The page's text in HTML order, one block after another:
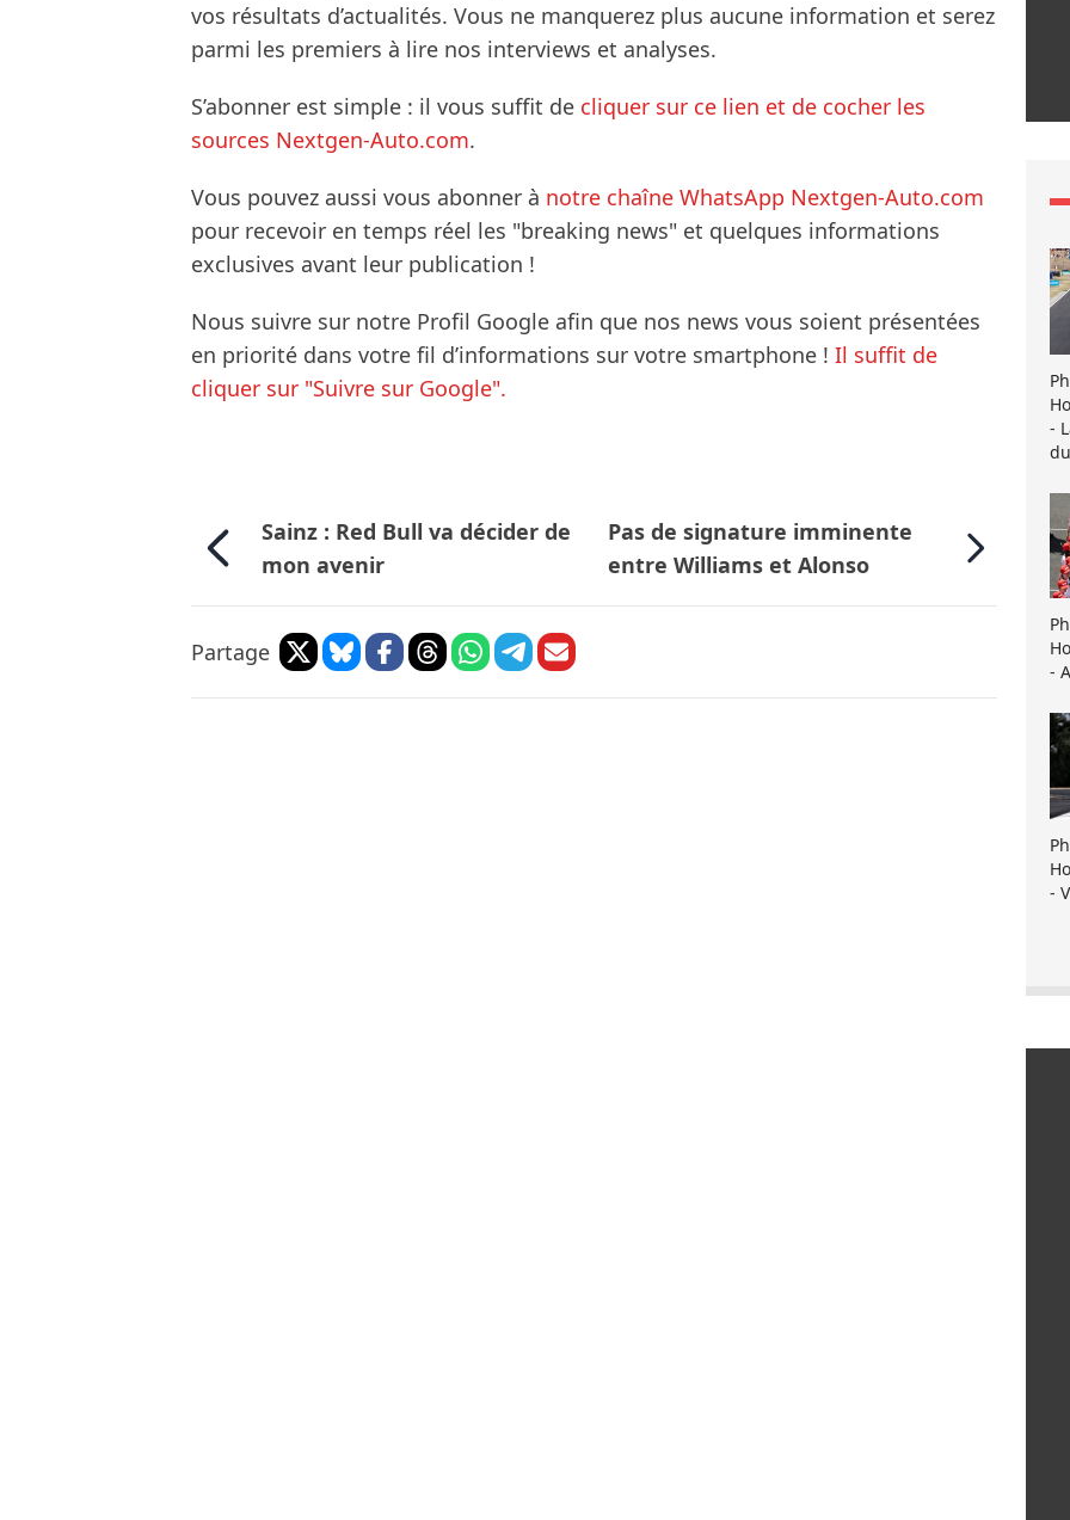
vos résultats d’actualités. Vous ne manquerez plus aucune information et serez
parmi les premiers à lire nos interviews et analyses.
S’abonner est simple : il vous suffit de cliquer sur ce lien et de cocher les
sources Nextgen-Auto.com.
Vous pouvez aussi vous abonner à notre chaîne WhatsApp Nextgen-Auto.com
pour recevoir en temps réel les "breaking news" et quelques informations
exclusives avant leur publication !
Nous suivre sur notre Profil Google afin que nos news vous soient présentées
en priorité dans votre fil d’informations sur votre smartphone ! Il suffit de
cliquer sur "Suivre sur Google".
Sainz : Red Bull va décider de
mon avenir
Pas de signature imminente
entre Williams et Alonso
Partage
-
-
-